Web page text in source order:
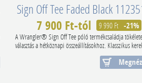
Sign Off Tee Faded Black
7 900 Ft-tól 9 990 Ft -21%
A Wrangler® Sign Off Tee póló termékcsaládja
választás a hétköznapi összeállításokhoz. Klasszikus